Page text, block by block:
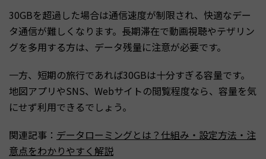
30GBを超過した場合は通信速度が制限され、快適なデー
タ通信が難しくなります。長期滞在で動画視聴やテザリン
グを多用する方は、データ残量に注意が必要です。
一方、短期の旅行であれば30GBは十分すぎる容量です。
地図アプリやSNS、Webサイトの閲覧程度なら、容量を気
にせず利用できるでしょう。
関連記事： データローミングとは？仕組み・設定方法・注
意点をわかりやすく解説